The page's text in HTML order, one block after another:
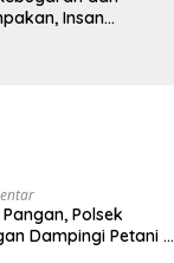
Insan
Polsek
Dampingi Petani di